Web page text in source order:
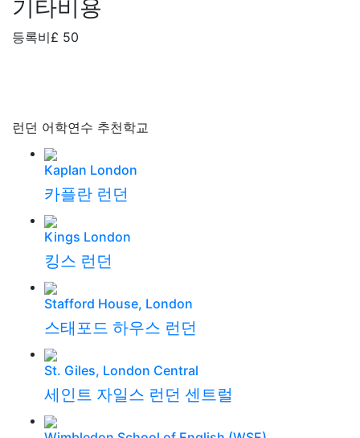
Stafford House, London
스태포드 하우스 런던
윔블던 스쿨 오브 잉글리쉬
IH 런던
런던 스쿨 오브 잉글리쉬
관련 게시물
는 파워 E 학생이라면 여기를 추천해요